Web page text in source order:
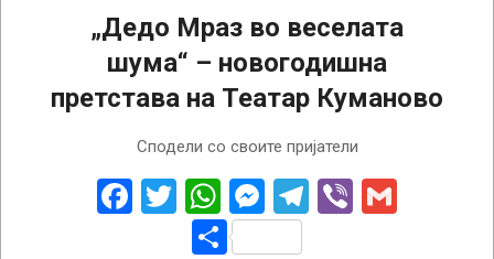
„Дедо Мраз во веселата
шума“ – новогодишна
претстава на Театар Куманово
Сподели со своите пријатели
Facebook
Twitter
WhatsApp
Messenger
Telegram
Viber
Share